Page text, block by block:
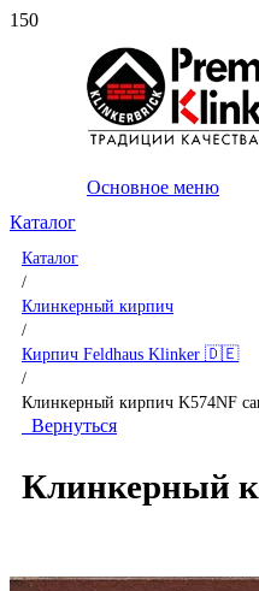
Основное меню
Каталог
Каталог
/
Клинкерный кирпич
/
Кирпич Feldhaus Klinker 🇩🇪
/
Клинкерный кирпич K574NF
Вернуться
Клинкерный